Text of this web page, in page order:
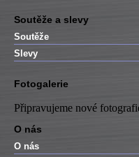
Soutěže a slevy
Soutěže
Slevy
Fotogalerie
Připravujeme nové
O nás
O nás